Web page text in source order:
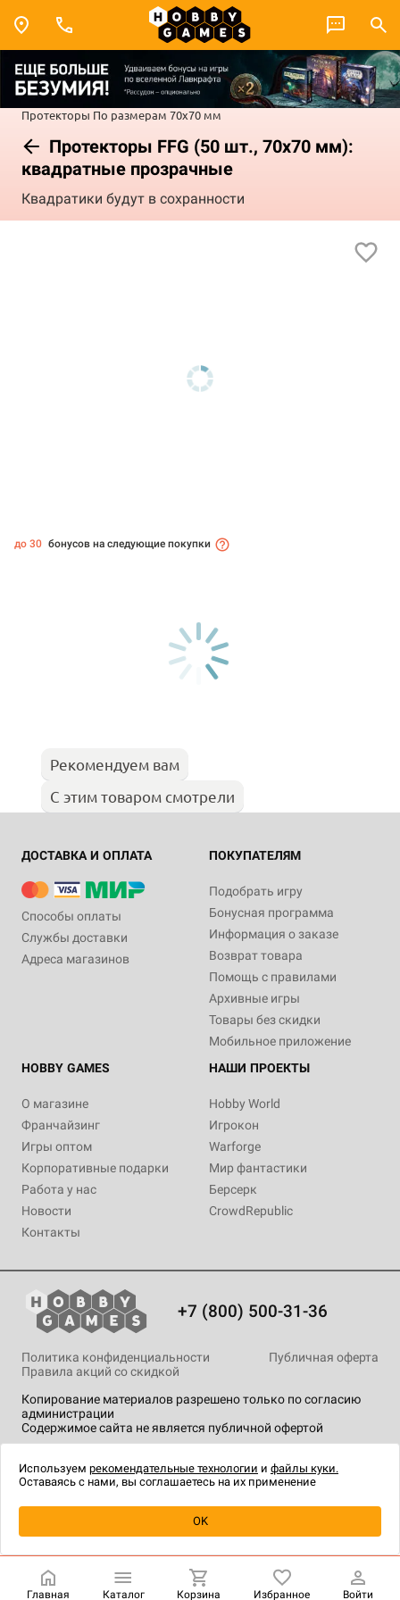
Протекторы По размерам 70x70 мм
Протекторы FFG (50 шт., 70x70 мм):
квадратные прозрачные
Квадратики будут в сохранности
Уведомить о наличии
до 30 бонусов на следующие покупки
Рекомендуем вам
С этим товаром смотрели
ДОСТАВКА И ОПЛАТА
Способы оплаты
Службы доставки
Адреса магазинов
ПОКУПАТЕЛЯМ
Подобрать игру
Бонусная программа
Информация о заказе
Возврат товара
Помощь с правилами
Архивные игры
Товары без скидки
Мобильное приложение
HOBBY GAMES
О магазине
Франчайзинг
Игры оптом
Корпоративные подарки
Работа у нас
Новости
Контакты
НАШИ ПРОЕКТЫ
Hobby World
Игрокон
Warforge
Мир фантастики
Берсерк
CrowdRepublic
+7 (800) 500-31-36
Копирование материалов разрешено только по согласию
администрации
Содержимое сайта не является публичной офертой
Политика конфиденциальности
Публичная оферта
Правила акций со скидкой
технологии.
Главная Каталог Корзина Избранное Войти
Используем рекомендательные технологии и файлы куки.
Оставаясь с нами, вы соглашаетесь на их применение
OK